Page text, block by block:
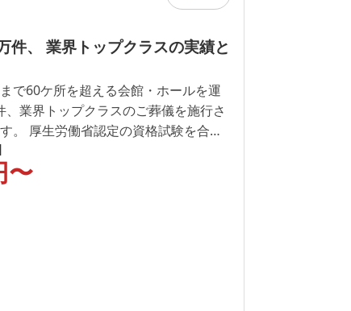
件、 業界トップクラスの実績と
で60ケ所を超える会館・ホールを運
業界トップクラスのご葬儀を施行さ
。 厚生労働省認定の資格試験を合格
が親切丁寧に対応し、心残りのない
。
〜